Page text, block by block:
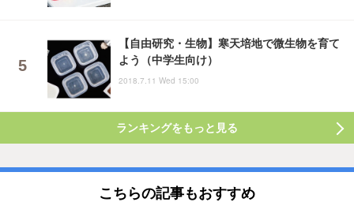
【自由研究・生物】寒天培地で微生物を育て
よう（中学生向け）
2018.7.11 Wed 15:00
ランキングをもっと見る
こちらの記事もおすすめ